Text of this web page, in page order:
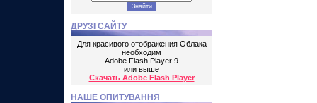
ДРУЗІ САЙТУ
Для красивого отображения Облака
необходим
Adobe Flash Player 9
или выше
Скачать Adobe Flash Player
НАШЕ ОПИТУВАННЯ